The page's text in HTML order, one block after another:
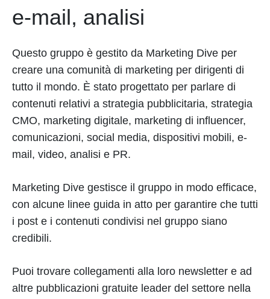
e-mail, analisi
Questo gruppo è gestito da Marketing Dive per
creare una comunità di marketing per dirigenti di
tutto il mondo. È stato progettato per parlare di
contenuti relativi a strategia pubblicitaria, strategia
CMO, marketing digitale, marketing di influencer,
comunicazioni, social media, dispositivi mobili, e-
mail, video, analisi e PR.
Marketing Dive gestisce il gruppo in modo efficace,
con alcune linee guida in atto per garantire che tutti
i post e i contenuti condivisi nel gruppo siano
credibili.
Puoi trovare collegamenti alla loro newsletter e ad
altre pubblicazioni gratuite leader del settore nella